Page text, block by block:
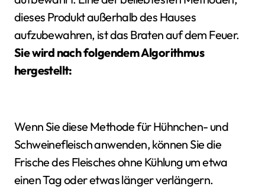
dieses Produkt außerhalb des Hauses
aufzubewahren, ist das Braten auf dem Feuer.
Sie wird nach folgendem Algorithmus
hergestellt:
Wenn Sie diese Methode für Hühnchen- und
Schweinefleisch anwenden, können Sie die
Frische des Fleisches ohne Kühlung um etwa
einen Tag oder etwas länger verlängern.